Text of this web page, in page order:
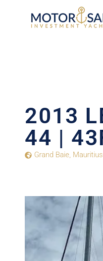
2013
44 |
Grand Baie, Mauritius